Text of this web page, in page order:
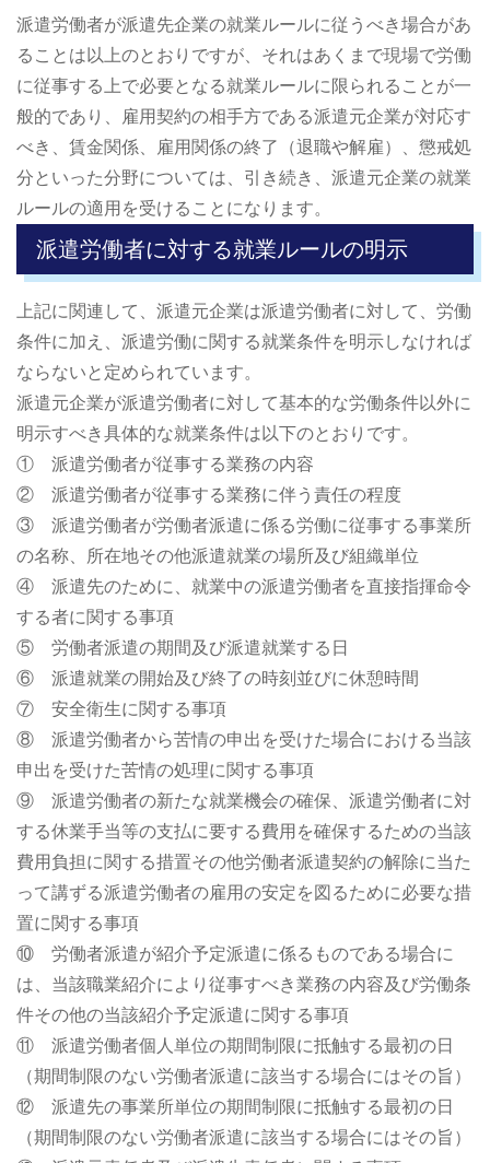
派遣労働者が派遣先企業の就業ルールに従うべき場合があ
ることは以上のとおりですが、それはあくまで現場で労働
に従事する上で必要となる就業ルールに限られることが一
般的であり、雇用契約の相手方である派遣元企業が対応す
べき、賃金関係、雇用関係の終了（退職や解雇）、懲戒処
分といった分野については、引き続き、派遣元企業の就業
ルールの適用を受けることになります。
派遣労働者に対する就業ルールの明示
上記に関連して、派遣元企業は派遣労働者に対して、労働
条件に加え、派遣労働に関する就業条件を明示しなければ
ならないと定められています。
派遣元企業が派遣労働者に対して基本的な労働条件以外に
明示すべき具体的な就業条件は以下のとおりです。
① 派遣労働者が従事する業務の内容
② 派遣労働者が従事する業務に伴う責任の程度
③ 派遣労働者が労働者派遣に係る労働に従事する事業所
の名称、所在地その他派遣就業の場所及び組織単位
④ 派遣先のために、就業中の派遣労働者を直接指揮命令
する者に関する事項
⑤ 労働者派遣の期間及び派遣就業する日
⑥ 派遣就業の開始及び終了の時刻並びに休憩時間
⑦ 安全衛生に関する事項
⑧ 派遣労働者から苦情の申出を受けた場合における当該
申出を受けた苦情の処理に関する事項
⑨ 派遣労働者の新たな就業機会の確保、派遣労働者に対
する休業手当等の支払に要する費用を確保するための当該
費用負担に関する措置その他労働者派遣契約の解除に当た
って講ずる派遣労働者の雇用の安定を図るために必要な措
置に関する事項
⑩ 労働者派遣が紹介予定派遣に係るものである場合に
は、当該職業紹介により従事すべき業務の内容及び労働条
件その他の当該紹介予定派遣に関する事項
⑪ 派遣労働者個人単位の期間制限に抵触する最初の日
（期間制限のない労働者派遣に該当する場合にはその旨）
⑫ 派遣先の事業所単位の期間制限に抵触する最初の日
（期間制限のない労働者派遣に該当する場合にはその旨）